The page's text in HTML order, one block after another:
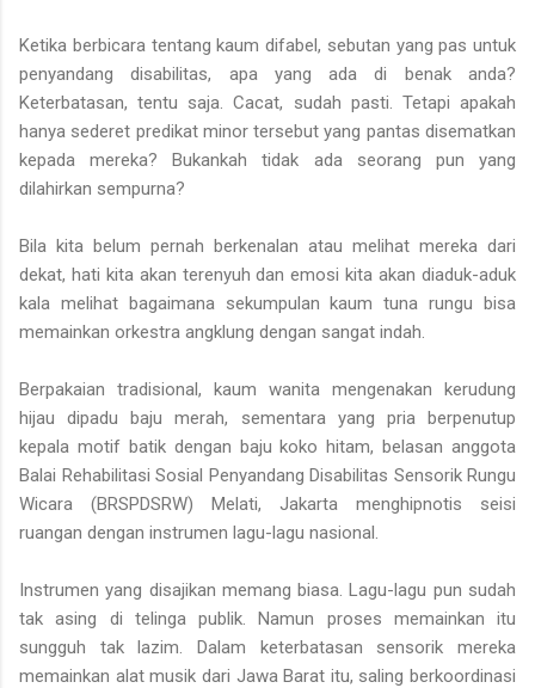
Ketika berbicara tentang kaum difabel, sebutan yang pas untuk
penyandang disabilitas, apa yang ada di benak anda?
Keterbatasan, tentu saja. Cacat, sudah pasti. Tetapi apakah
hanya sederet predikat minor tersebut yang pantas disematkan
kepada mereka? Bukankah tidak ada seorang pun yang
dilahirkan sempurna?
Bila kita belum pernah berkenalan atau melihat mereka dari
dekat, hati kita akan terenyuh dan emosi kita akan diaduk-aduk
kala melihat bagaimana sekumpulan kaum tuna rungu bisa
memainkan orkestra angklung dengan sangat indah.
Berpakaian tradisional, kaum wanita mengenakan kerudung
hijau dipadu baju merah, sementara yang pria berpenutup
kepala motif batik dengan baju koko hitam, belasan anggota
Balai Rehabilitasi Sosial Penyandang Disabilitas Sensorik Rungu
Wicara (BRSPDSRW) Melati, Jakarta menghipnotis seisi
ruangan dengan instrumen lagu-lagu nasional.
Instrumen yang disajikan memang biasa. Lagu-lagu pun sudah
tak asing di telinga publik. Namun proses memainkan itu
sungguh tak lazim. Dalam keterbatasan sensorik mereka
memainkan alat musik dari Jawa Barat itu, saling berkoordinasi